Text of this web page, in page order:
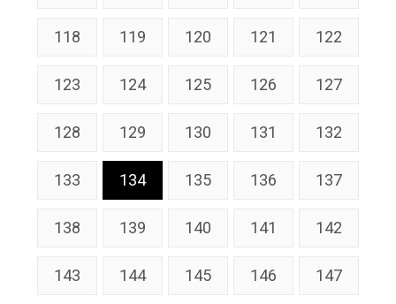
118 119 120 121 122
123 124 125 126 127
128 129 130 131 132
133 134 135 136 137
138 139 140 141 142
143 144 145 146 147